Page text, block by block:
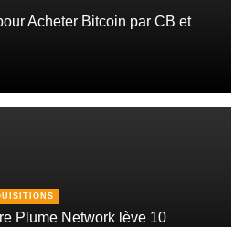
Acheter Bitcoin par CB et
Plume Network lève 10